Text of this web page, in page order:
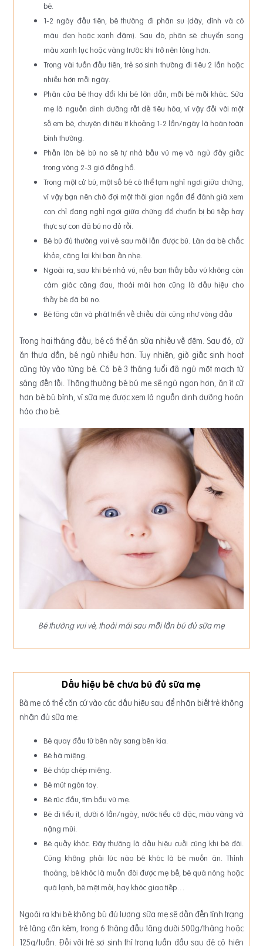
bé.
1-2 ngày đầu tiên, bé thường đi phân su (dày, dính và có
màu đen hoặc xanh đậm). Sau đó, phân sẽ chuyển sang
màu xanh lục hoặc vàng trước khi trở nên lỏng hơn.
Trong vài tuần đầu tiên, trẻ sơ sinh thường đi tiêu 2 lần hoặc
nhiều hơn mỗi ngày.
Phân của bé thay đổi khi bé lớn dần, mỗi bé mỗi khác. Sữa
mẹ là nguồn dinh dưỡng rất dễ tiêu hóa, vì vậy đối với một
số em bé, chuyện đi tiêu ít khoảng 1-2 lần/ngày là hoàn toàn
bình thường.
Phần lớn bé bú no sẽ tự nhả bầu vú mẹ và ngủ đẫy giấc
trong vòng 2-3 giờ đồng hồ.
Trong một cử bú, một số bé có thể tạm nghỉ ngơi giữa chừng,
vì vậy bạn nên chờ đợi một thời gian ngắn để đánh giá xem
con chỉ đang nghỉ ngơi giữa chừng để chuẩn bị bú tiếp hay
thực sự con đã bú no đủ rồi.
Bé bú đủ thường vui vẻ sau mỗi lần được bú. Làn da bé chắc
khỏe, căng lại khi bạn ấn nhẹ.
Ngoài ra, sau khi bé nhả vú, nếu bạn thấy bầu vú không còn
cảm giác căng đau, thoải mái hơn cũng là dấu hiệu cho
thấy bé đã bú no.
Bé tăng cân và phát triển về chiều dài cũng như vòng đầu
Trong hai tháng đầu, bé có thể ăn sữa nhiều về đêm. Sau đó, cữ
ăn thưa dần, bé ngủ nhiều hơn. Tuy nhiên, giờ giấc sinh hoạt
cũng tùy vào từng bé. Có bé 3 tháng tuổi đã ngủ một mạch từ
sáng đến tối. Thông thường bé bú mẹ sẽ ngủ ngon hơn, ăn ít cữ
hơn bé bú bình, vì sữa mẹ được xem là nguồn dinh dưỡng hoàn
hảo cho bé.
Bé thường vui vẻ, thoải mái sau mỗi lần bú đủ sữa mẹ
Dấu hiệu bé chưa bú đủ sữa mẹ
Bà mẹ có thể căn cứ vào các dấu hiệu sau để nhận biết trẻ không
nhận đủ sữa mẹ:
Bé quay đầu từ bên này sang bên kia.
Bé há miệng.
Bé chóp chép miệng.
Bé mút ngón tay.
Bé rúc đầu, tìm bầu vú mẹ.
Bé đi tiểu ít, dưới 6 lần/ngày, nước tiểu cô đặc, màu vàng và
nặng mùi.
Bé quấy khóc. Đây thường là dấu hiệu cuối cùng khi bé đói.
Cũng không phải lúc nào bé khóc là bé muốn ăn. Thỉnh
thoảng, bé khóc là muốn đòi được mẹ bế, bé quá nóng hoặc
quá lạnh, bé mệt mỏi, hay khóc giao tiếp…
Ngoài ra khi bé không bú đủ lượng sữa mẹ sẽ dẫn đến tình trạng
trẻ tăng cân kém, trong 6 tháng đầu tăng dưới 500g/tháng hoặc
125g/tuần. Đối với trẻ sơ sinh thì trong tuần đầu sau đẻ có hiện